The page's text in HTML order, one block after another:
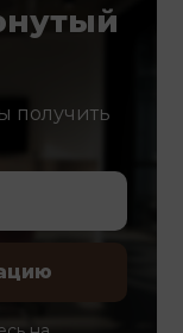
получить